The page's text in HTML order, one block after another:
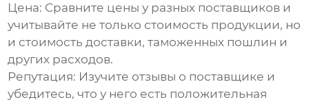
Цена: Сравните цены у разных поставщиков и
учитывайте не только стоимость продукции, но
и стоимость доставки, таможенных пошлин и
других расходов.
Репутация: Изучите отзывы о поставщике и
убедитесь, что у него есть положительная